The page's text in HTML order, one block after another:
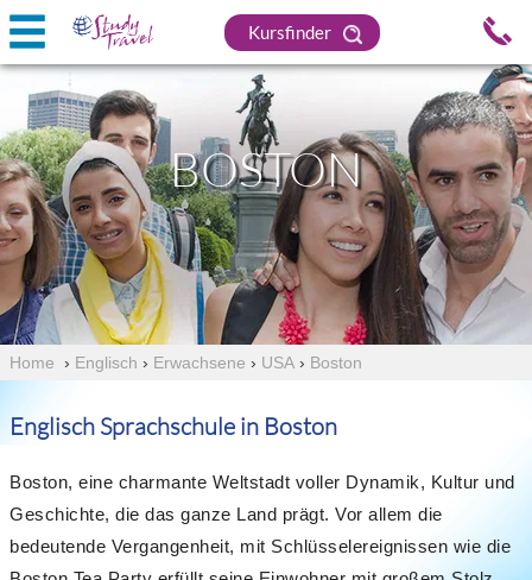
Kursfinder
BOSTON
Home › Englisch › Erwachsene › USA › Boston
Englisch Sprachschule in Boston
Boston, eine charmante Weltstadt voller Dynamik, Kultur und
Geschichte, die das ganze Land prägt. Vor allem die
bedeutende Vergangenheit, mit Schlüsselereignissen wie die